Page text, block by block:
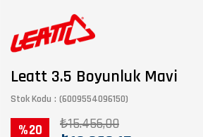
Leatt 3.5 Boyunluk Mavi
Stok Kodu (6009554096150)
20 ₺15.456,00